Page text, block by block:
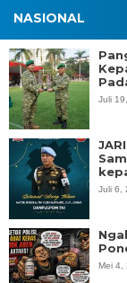
NASIONAL
Juli
Juli 6,
Mei 4,